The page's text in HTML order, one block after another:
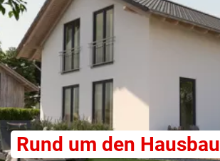
Rund um den Hausbau